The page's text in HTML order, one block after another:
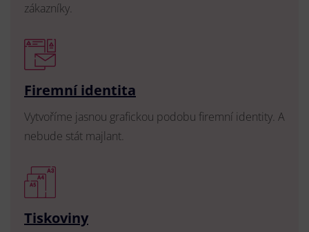
zákazníky.
Firemní identita
Vytvoříme jasnou grafickou podobu firemní identity. A
nebude stát majlant.
Tiskoviny